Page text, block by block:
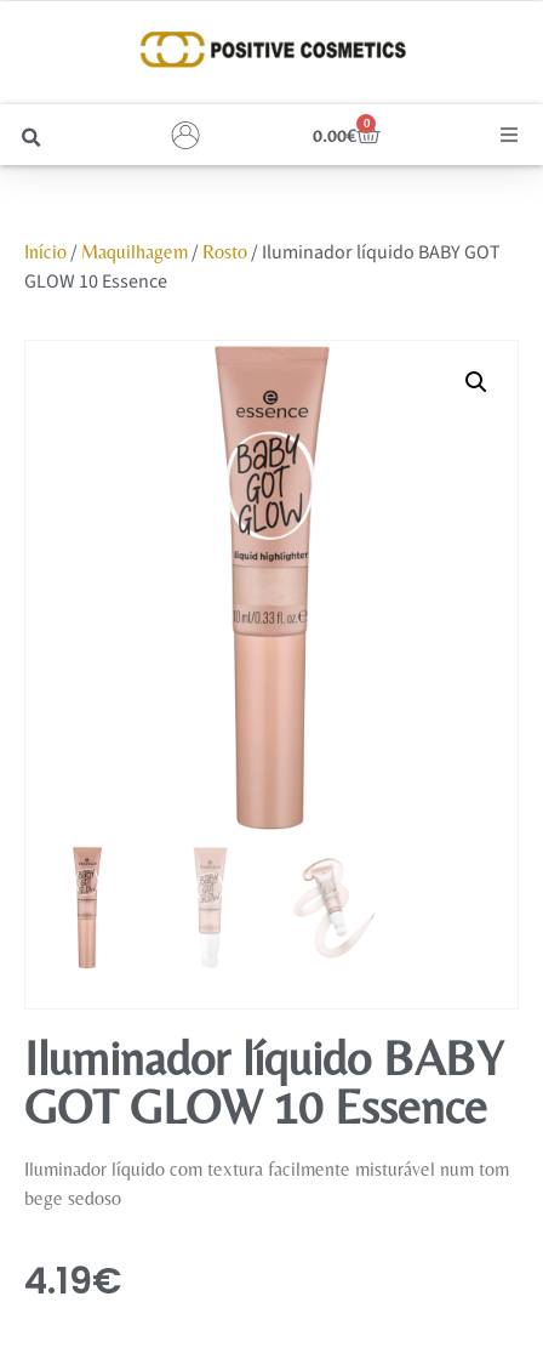
0.00€
0
Unhas
Início/ Maquilhagem/ Rosto/ Iluminador líquido BABY GOT
GLOW 10 Essence
Iluminador líquido BABY
GOT GLOW 10 Essence
Iluminador líquido com textura facilmente misturável num tom
bege sedoso
4.19€